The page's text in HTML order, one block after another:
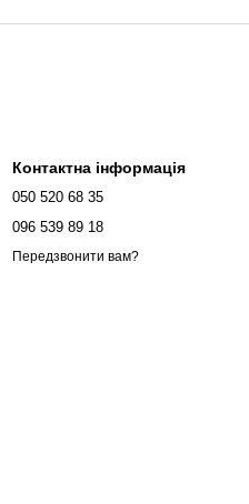
Контактна інформація
050 520 68 35
096 539 89 18
Передзвонити вам?